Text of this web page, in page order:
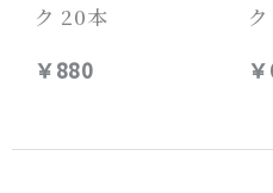
ク 20本
￥880